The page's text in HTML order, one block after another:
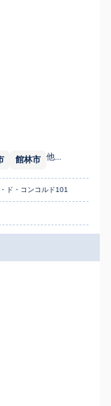
館林市 他...
ド・コンコルド101